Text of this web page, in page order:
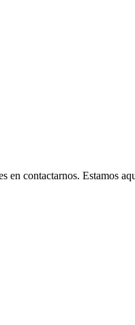
en contactarnos. Estamos